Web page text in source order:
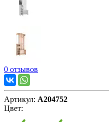
0 отзывов
Артикул: А204752
Цвет: